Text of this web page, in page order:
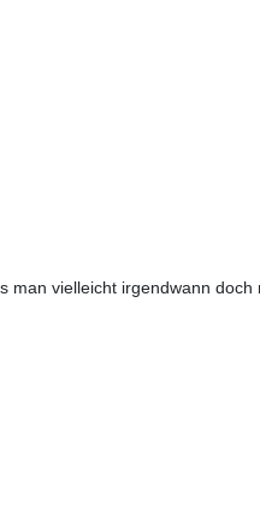
vielleicht irgendwann